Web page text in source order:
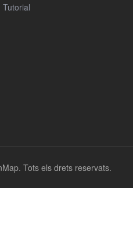
Tutorial
Tots els drets reservats.